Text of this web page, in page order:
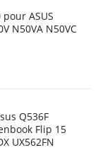
ASUS
N50VA N50VC
Q536F
Flip 15
UX562FN